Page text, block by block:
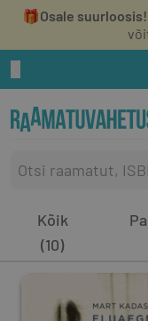
🎁Osale suurloosis!
Kõik
(10)